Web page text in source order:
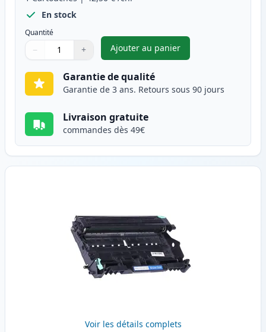
En stock
Quantité
Quantité
Utilisez les boutons pour ajuster
− +
Quantité
Ajouter au panier
,Brother TN2120 toner
Garantie de qualité
Garantie de 3 ans. Retours sous 90 jours
Livraison gratuite
commandes dès 49€
Voir les détails complets